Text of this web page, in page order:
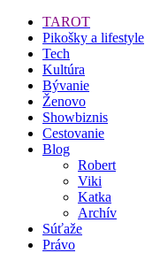
TAROT
Pikošky a lifestyle
Tech
Kultúra
Bývanie
Ženovo
Showbiznis
Cestovanie
Blog
Robert
Viki
Katka
Archív
Súťaže
Právo